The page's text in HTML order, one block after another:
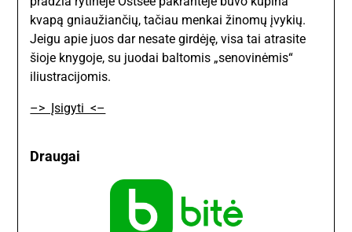
kvapą gniaužiančių, tačiau menkai žinomų įvykių.
Jeigu apie juos dar nesate girdėję, visa tai atrasite
šioje knygoje, su juodai baltomis „senovinėmis“
iliustracijomis.
–> Įsigyti <–
Draugai